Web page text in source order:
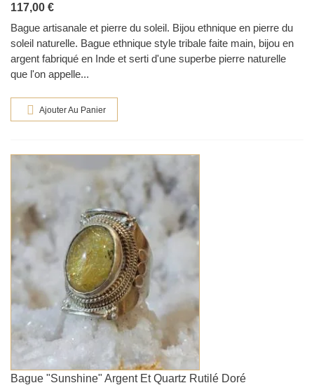
117,00 €
Bague artisanale et pierre du soleil. Bijou ethnique en pierre du
soleil naturelle. Bague ethnique style tribale faite main, bijou en
argent fabriqué en Inde et serti d'une superbe pierre naturelle
que l'on appelle...
Ajouter Au Panier
Bague "sunshine" Argent Et Quartz Rutilé Doré